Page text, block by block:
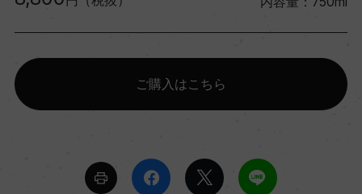
ご購入はこちら